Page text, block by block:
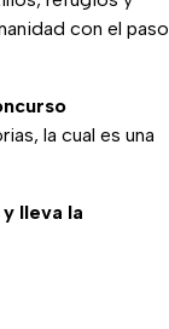
con el paso
la cual es una
y lleva la